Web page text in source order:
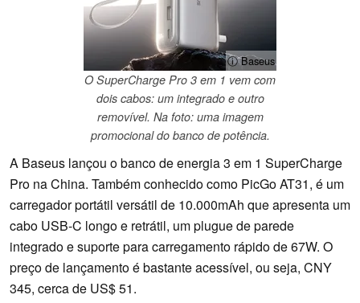
ⓘ Baseus
O SuperCharge Pro 3 em 1 vem com
dois cabos: um integrado e outro
removível. Na foto: uma imagem
promocional do banco de potência.
A Baseus lançou o banco de energia 3 em 1 SuperCharge
Pro na China. Também conhecido como PicGo AT31, é um
carregador portátil versátil de 10.000mAh que apresenta um
cabo USB-C longo e retrátil, um plugue de parede
integrado e suporte para carregamento rápido de 67W. O
preço de lançamento é bastante acessível, ou seja, CNY
345, cerca de US$ 51.